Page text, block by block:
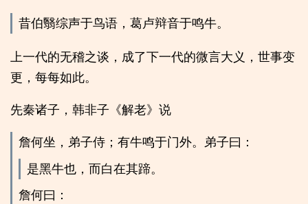
昔伯翳综声于鸟语，葛卢辩音于鸣牛。
上一代的无稽之谈，成了下一代的微言大义，世事变
更，每每如此。
先秦诸子，韩非子《解老》说
詹何坐，弟子侍；有牛鸣于门外。弟子曰：
是黑牛也，而白在其蹄。
詹何曰：